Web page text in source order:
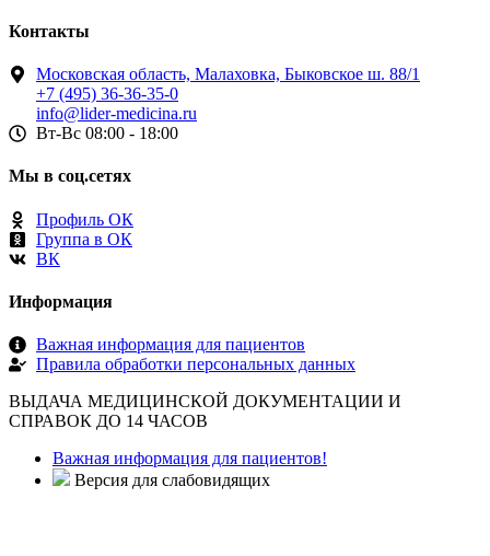
Контакты
Московская область, Малаховка, Быковское ш. 88/1
+7 (495) 36-36-35-0
info@lider-medicina.ru
Вт-Вс 08:00 - 18:00
Мы в соц.сетях
Профиль ОК
Группа в ОК
ВК
Информация
Важная информация для пациентов
Правила обработки персональных данных
ВЫДАЧА МЕДИЦИНСКОЙ ДОКУМЕНТАЦИИ И
СПРАВОК ДО 14 ЧАСОВ
Важная информация для пациентов!
Версия для слабовидящих